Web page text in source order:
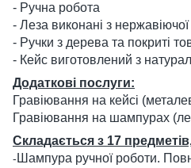
- Ручна робота
- Леза виконані з нержавіючої
- Ручки з дерева та покриті
- Кейс виготовлений з
Додаткові послуги:
Гравіювання на кейсі
Гравіювання на шампурах
Складається з 17
- Шампура ручної роботи.